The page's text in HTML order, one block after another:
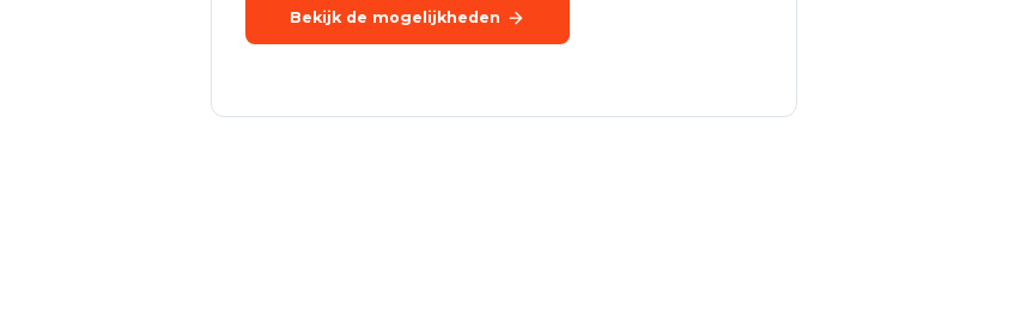
Bekijk de mogelijkheden